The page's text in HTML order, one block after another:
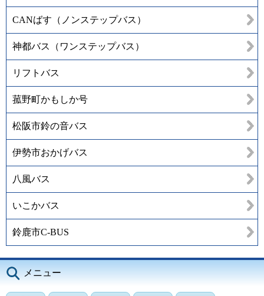
CANばす（ノンステップバス）
神都バス（ワンステップバス）
リフトバス
菰野町かもしか号
松阪市鈴の音バス
伊勢市おかげバス
八風バス
いこかバス
鈴鹿市C-BUS
メニュー